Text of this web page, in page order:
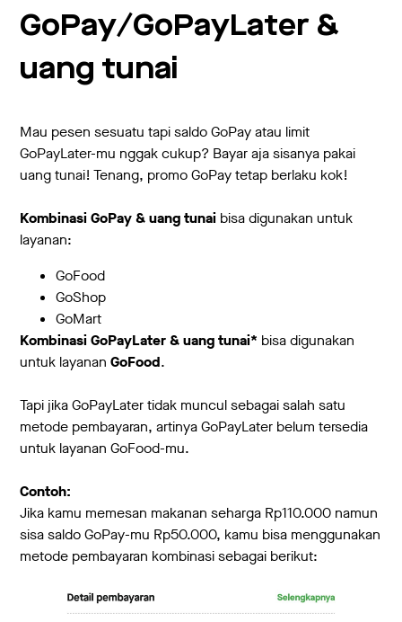
GoPay/GoPayLater &
uang tunai
Mau pesen sesuatu tapi saldo GoPay atau limit
GoPayLater-mu nggak cukup? Bayar aja sisanya pakai
uang tunai! Tenang, promo GoPay tetap berlaku kok!
Kombinasi GoPay & uang tunai bisa digunakan untuk
layanan:
GoFood
GoShop
GoMart
Kombinasi GoPayLater & uang tunai* bisa digunakan
untuk layananGoFood.
Tapi jika GoPayLater tidak muncul sebagai salah satu
metode pembayaran, artinya GoPayLater belum tersedia
untuk layanan GoFood-mu.
Contoh:
Jika kamu memesan makanan seharga Rp110.000 namun
sisa saldo GoPay-mu Rp50.000, kamu bisa menggunakan
metode pembayaran kombinasi sebagai berikut: